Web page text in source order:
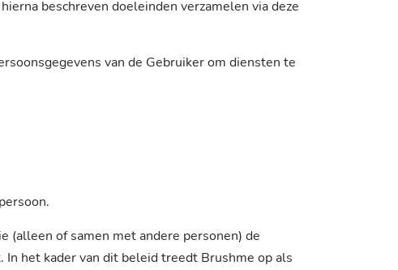
beschreven doeleinden verzamelen via deze
van de Gebruiker om diensten te
(alleen of samen met andere personen) de
het kader van dit beleid treedt Brushme op als